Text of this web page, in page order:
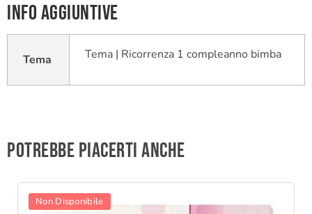
Info aggiuntive
Tema Tema | Ricorrenza 1 compleanno bimba
Potrebbe piacerti anche
Non Disponibile